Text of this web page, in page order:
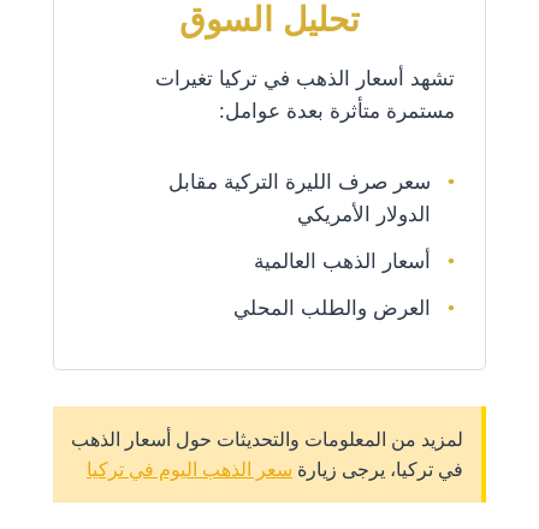
تحليل السوق
تشهد أسعار الذهب في تركيا تغيرات
مستمرة متأثرة بعدة عوامل:
سعر صرف الليرة التركية مقابل
الدولار الأمريكي
أسعار الذهب العالمية
العرض والطلب المحلي
لمزيد من المعلومات والتحديثات حول أسعار الذهب
في تركيا، يرجى زيارة سعر الذهب اليوم في تركيا